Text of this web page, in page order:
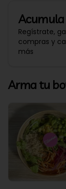
Acumula
Regístrate,
compras y
más
Arma tu